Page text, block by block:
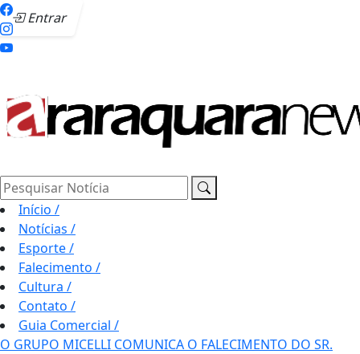
Entrar
Pesquisar Notícia
Início /
Notícias /
Esporte/
Falecimento /
Cultura /
Contato /
Guia Comercial /
O GRUPO MICELLI COMUNICA O FALECIMENTO DO SR.